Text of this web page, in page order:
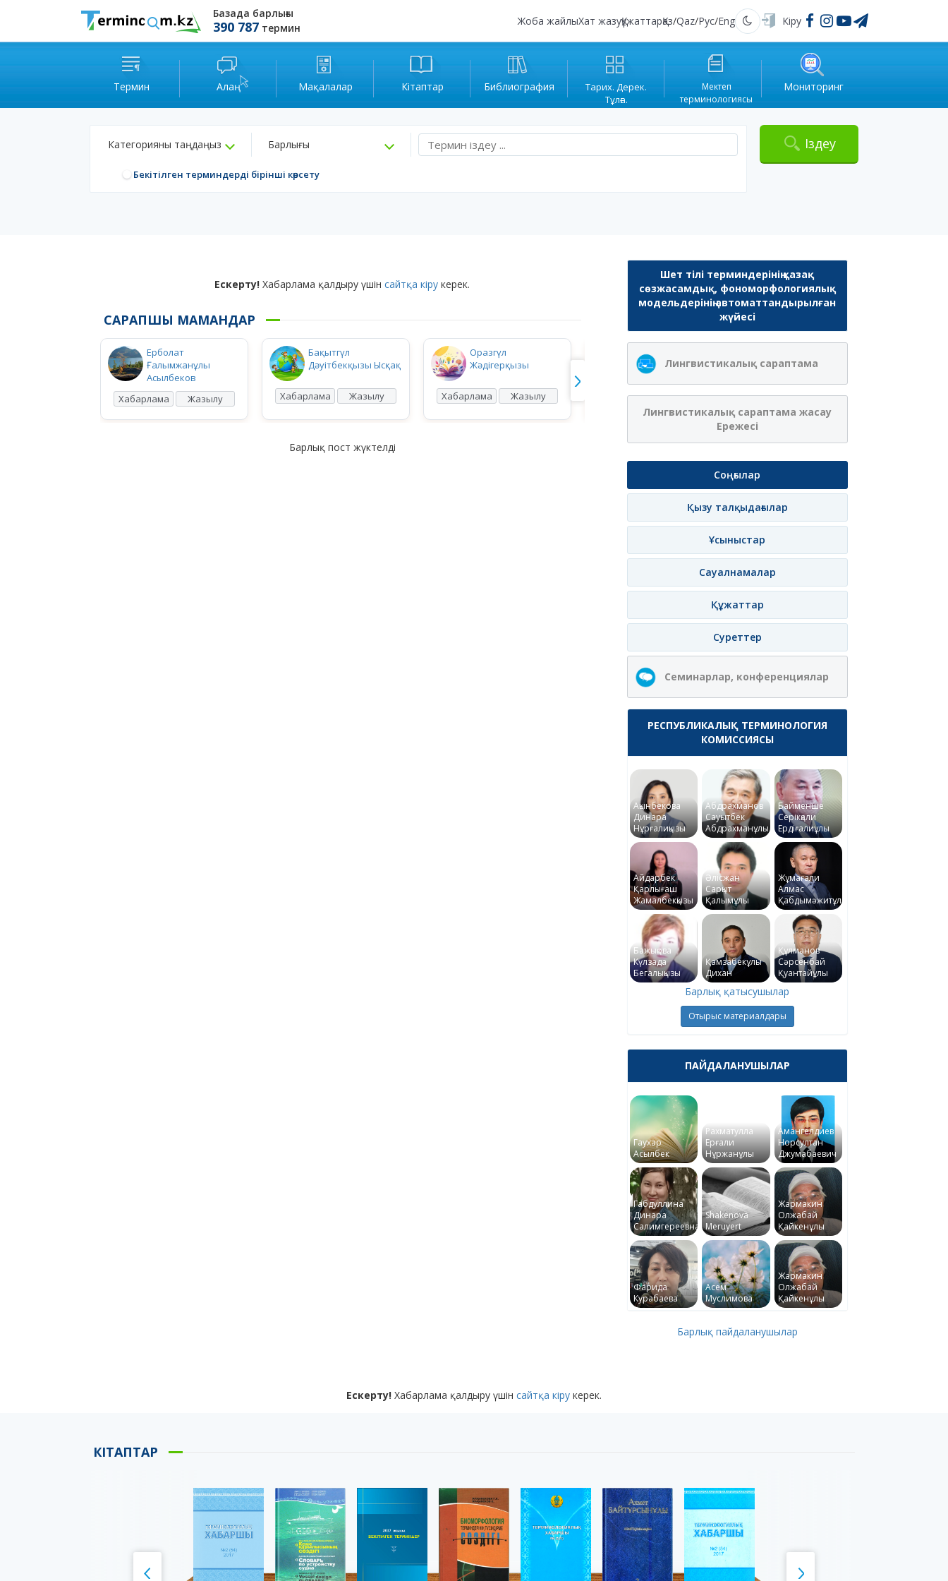
Базада барлығы
390 787 термин
Жоба жайлыХат жазуҚұжаттарҚаз/Qaz/Рус/Eng Қараңғы Кіру
Термин Алаң Мақалалар Кітаптар Библиография
Тарих. Дерек.
Тұлға.
Мектеп
терминологиясы
Мониторинг
Категорияны таңдаңыз Барлығы
Бекітілген терминдерді бірінші көрсету
Іздеу
Ескерту! Хабарлама қалдыру үшінсайтқа кіру керек.
САРАПШЫ МАМАНДАР
Ерболат
Ғалымжанұлы
Асылбеков
Хабарлама
Жазылу
Бақытгүл
Дәуітбекқызы Ысқақ
Хабарлама Жазылу
Оразгүл
Жәдігерқызы
Хабарлама Жазылу
Ақжібек
Нұрланқызы Ахмет
Хабарлама Жазылу
Итеғұлова
Хабарлама Жазылу
Барлық пост жүктелді
Шет тілі терминдерінің қазақ
сөзжасамдық, фономорфологиялық
модельдерінің автоматтандырылған
жүйесі
Лингвистикалық сараптама
Лингвистикалық сараптама жасау
Ережесі
Соңғылар
Қызу талқыдағылар
Ұсыныстар
Сауалнамалар
Құжаттар
Суреттер
Семинарлар, конференциялар
РЕСПУБЛИКАЛЫҚ ТЕРМИНОЛОГИЯ
КОМИССИЯСЫ
Ақынбекова
Динара
Нұрғалиқызы
Абдрахманов
Сауытбек
Абдрахманұлы
Байменше
Серікқали
Ердіғалиұлы
Айдарбек
Қарлығаш
Жамалбекқызы
Әлісжан
Сарқыт
Қалымұлы
Жұмағали
Алмас
Қабдымәжитұлы
Бажықова
Күлзада
Бегалықызы
Қамзабекұлы
Дихан
Құлманов
Сәрсенбай
Қуантайұлы
Барлық қатысушылар
Отырыс материалдары
ПАЙДАЛАНУШЫЛАР
Гаухар
Асылбек
Рахматулла
Ерғали
Нұржанұлы
Амангелдиев
Норсултан
Джумабаевич
Габдуллина
Динара
Салимгереевна
Shakenova
Meruyert
Жармакин
Олжабай
Қайкенұлы
Фарида
Курабаева
Асем
Муслимова
Жармакин
Олжабай
Қайкенұлы
Барлық пайдаланушылар
Ескерту! Хабарлама қалдыру үшін сайтқа кіру керек.
КІТАПТАР